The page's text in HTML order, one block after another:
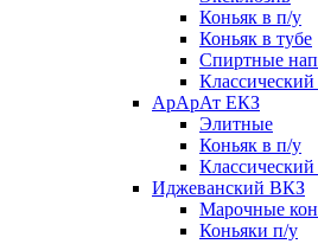
Коньяк в п/у
Коньяк в тубе
Спиртные
Классический
АрАрАт ЕКЗ
Элитные
Коньяк в п/у
Классический
Иджеванский ВКЗ
Марочные
Коньяки п/у